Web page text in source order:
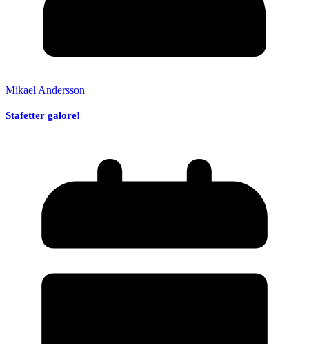
Mikael Andersson
Stafetter galore!